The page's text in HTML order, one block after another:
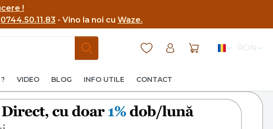
!
0744.50.11.83 - Vino la noi cu Waze.
RON
VIDEO BLOG INFO UTILE CONTACT